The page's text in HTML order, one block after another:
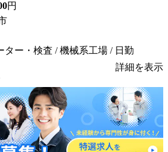
円
ター・検査 / 機械系工場 / 日勤
詳細を表示